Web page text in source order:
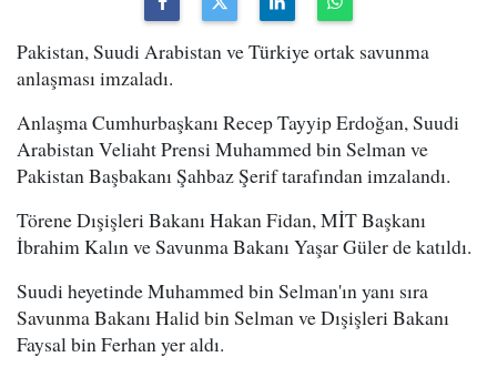
Pakistan, Suudi Arabistan ve Türkiye ortak savunma
anlaşması imzaladı.
Anlaşma Cumhurbaşkanı Recep Tayyip Erdoğan, Suudi
Arabistan Veliaht Prensi Muhammed bin Selman ve
Pakistan Başbakanı Şahbaz Şerif tarafından imzalandı.
Törene Dışişleri Bakanı Hakan Fidan, MİT Başkanı
İbrahim Kalın ve Savunma Bakanı Yaşar Güler de katıldı.
Suudi heyetinde Muhammed bin Selman'ın yanı sıra
Savunma Bakanı Halid bin Selman ve Dışişleri Bakanı
Faysal bin Ferhan yer aldı.